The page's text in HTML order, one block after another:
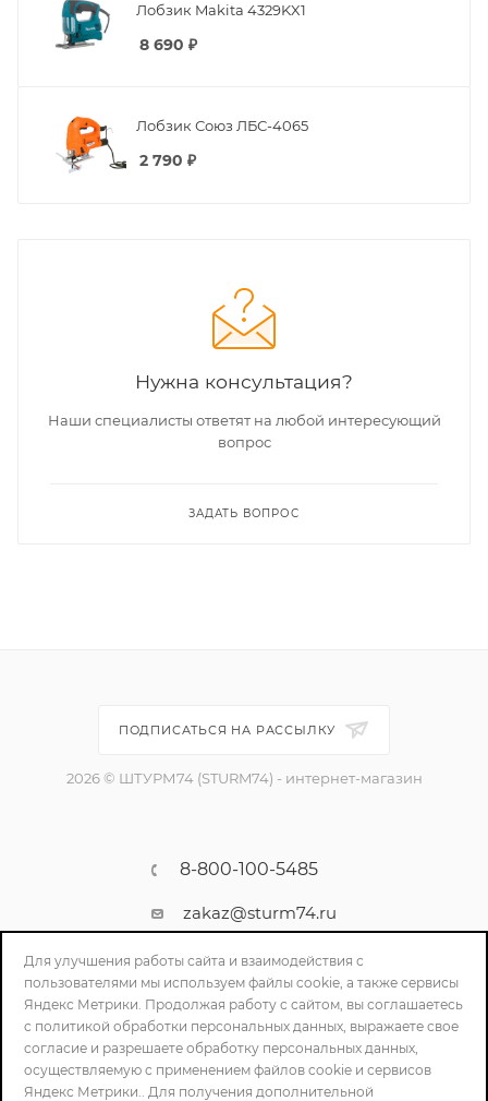
Лобзик Makita 4329KX1
8 690 ₽
Лобзик Союз ЛБС-4065
2 790 ₽
Нужна консультация?
Наши специалисты ответят на любой интересующий
вопрос
ЗАДАТЬ ВОПРОС
ПОДПИСАТЬСЯ НА РАССЫЛКУ
2026 © ШТУРМ74 (STURM74) - интернет-магазин
8-800-100-5485
zakaz@sturm74.ru
г. Челябинск, ул. Стартовая 34/1
Для улучшения работы сайта и взаимодействия с
пользователями мы используем файлы cookie, а также сервисы
Яндекс Метрики. Продолжая работу с сайтом, вы соглашаетесь
с политикой обработки персональных данных, выражаете свое
согласие и разрешаете обработку персональных данных,
осуществляемую с применением файлов cookie и сервисов
Яндекс Метрики.. Для получения дополнительной